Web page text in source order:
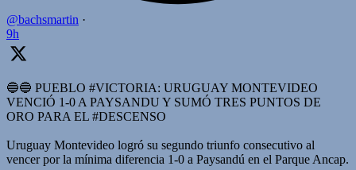
@bachsmartin ·
9h
🔵🔵 PUEBLO #VICTORIA: URUGUAY MONTEVIDEO
VENCIÓ 1-0 A PAYSANDU Y SUMÓ TRES PUNTOS DE
ORO PARA EL #DESCENSO
Uruguay Montevideo logró su segundo triunfo consecutivo al
vencer por la mínima diferencia 1-0 a Paysandú en el Parque Ancap.